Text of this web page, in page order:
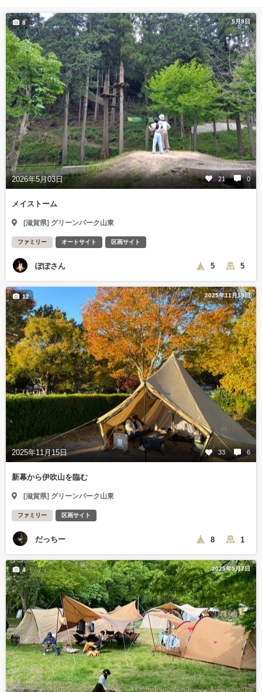
5月8日
2026年5月03日 21 0
8
メイストーム
[滋賀県] グリーンパーク山東
ファミリー オートサイト 区画サイト
ぽぽさん 5 5
2025年11月19日
2025年11月15日 33 6
12
新幕から伊吹山を臨む
[滋賀県] グリーンパーク山東
ファミリー 区画サイト
だっちー 8 1
2025年5月7日
4